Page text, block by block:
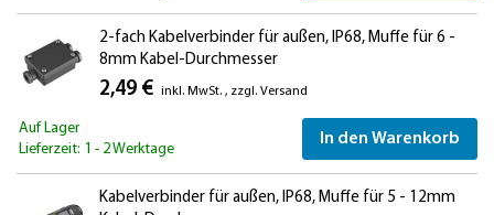
2-fach Kabelverbinder für außen, IP68, Muffe für 6 -
8mm Kabel-Durchmesser
2,49 € inkl. MwSt. , zzgl. Versand
Auf Lager
Lieferzeit: 1 - 2 Werktage
In den Warenkorb
Kabelverbinder für außen, IP68, Muffe für 5 - 12mm